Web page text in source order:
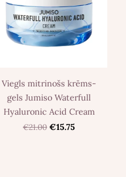
Viegls mitrinošs krēms-
gels Jumiso Waterfull
Hyaluronic Acid Cream
€21.00 €15.75